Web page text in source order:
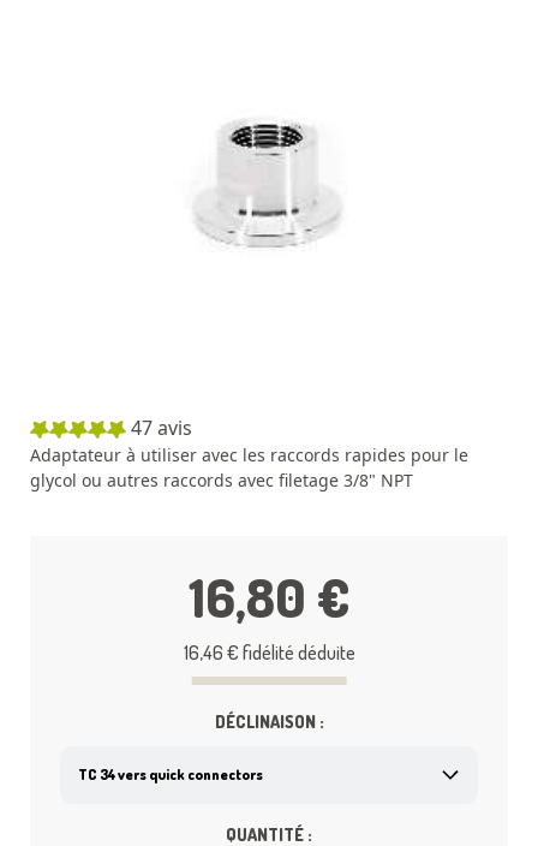
47avis
Adaptateur à utiliser avec les raccords rapides pour le
glycol ou autres raccords avec filetage 3/8" NPT
16,80 €
16,46 € fidélité déduite
DÉCLINAISON :
QUANTITÉ :